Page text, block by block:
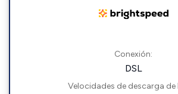
Conexión:
DSL
Velocidades de descarga de